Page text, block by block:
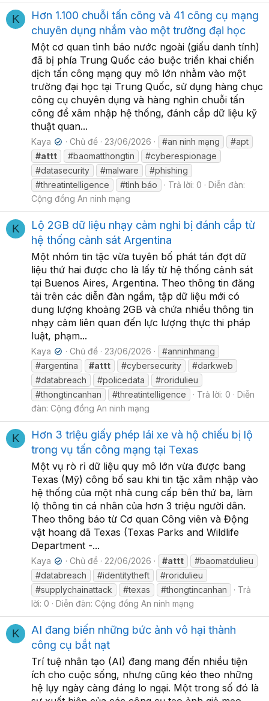
K
Hơn 1.100 chuỗi tấn công và 41 công cụ mạng
chuyên dụng nhắm vào một trường đại học
Một cơ quan tình báo nước ngoài (giấu danh tính)
đã bị phía Trung Quốc cáo buộc triển khai chiến
dịch tấn công mạng quy mô lớn nhằm vào một
trường đại học tại Trung Quốc, sử dụng hàng chục
công cụ chuyên dụng và hàng nghìn chuỗi tấn
công để xâm nhập hệ thống, đánh cắp dữ liệu kỹ
thuật quan...
Kaya ✔ Chủ đề 23/06/2026 #an ninh mạng
#apt
#attt
#baomatthongtin
#cyberespionage
#datasecurity
#malware
#phishing
#threatintelligence
#tình báo Trả lời: 0
Diễn đàn:
Cộng đồng An ninh mạng
K
Lộ 2GB dữ liệu nhạy cảm nghi bị đánh cắp từ
hệ thống cảnh sát Argentina
Một nhóm tin tặc vừa tuyên bố phát tán đợt dữ
liệu thứ hai được cho là lấy từ hệ thống cảnh sát
tại Buenos Aires, Argentina. Theo thông tin đăng
tải trên các diễn đàn ngầm, tập dữ liệu mới có
dung lượng khoảng 2GB và chứa nhiều thông tin
nhạy cảm liên quan đến lực lượng thực thi pháp
luật, phạm...
Kaya ✔ Chủ đề 23/06/2026
#anninhmang
#argentina
#attt #cybersecurity
#darkweb
#databreach
#policedata
#roridulieu
#thongtincanhan
#threatintelligence Trả lời: 0
Diễn
đàn: Cộng đồng An ninh mạng
K
Hơn 3 triệu giấy phép lái xe và hộ chiếu bị lộ
trong vụ tấn công mạng tại Texas
Một vụ rò rỉ dữ liệu quy mô lớn vừa được bang
Texas (Mỹ) công bố sau khi tin tặc xâm nhập vào
hệ thống của một nhà cung cấp bên thứ ba, làm
lộ thông tin cá nhân của hơn 3 triệu người dân.
Theo thông báo từ Cơ quan Công viên và Động
vật hoang dã Texas (Texas Parks and Wildlife
Department -...
Kaya ✔ Chủ đề 22/06/2026 #attt
#baomatdulieu
#databreach
#identitytheft
#roridulieu
#supplychainattack
#texas #thongtincanhan
Trả
lời: 0
Diễn đàn: Cộng đồng An ninh mạng
K
AI đang biến những bức ảnh vô hại thành
công cụ bắt nạt
Trí tuệ nhân tạo (AI) đang mang đến nhiều tiện
ích cho cuộc sống, nhưng cũng kéo theo những
hệ lụy ngày càng đáng lo ngại. Một trong số đó là